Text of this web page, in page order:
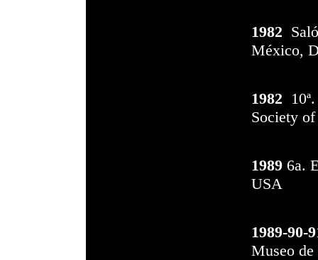
1982
México,
1982
Society
1989 6a.
USA
1989-90-
Museo